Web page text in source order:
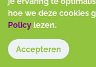
hoe we deze cookies
Policy lezen.
Accepteren
Pirouette
Almere